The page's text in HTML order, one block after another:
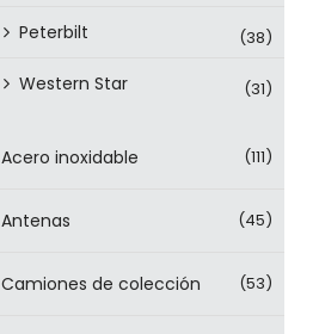
Peterbilt (38)
Western Star (31)
Acero inoxidable (111)
Antenas (45)
Camiones de colección (53)